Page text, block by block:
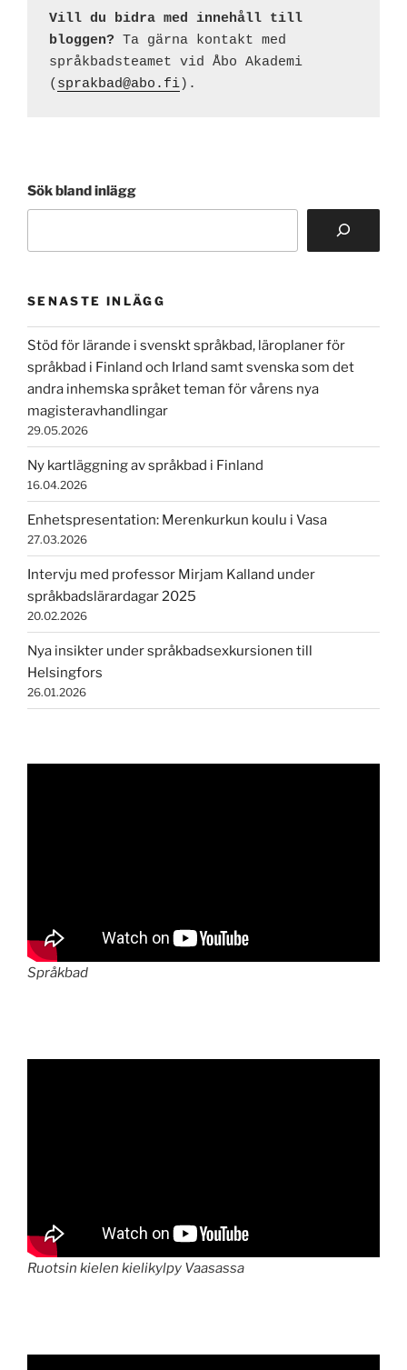
Vill du bidra med innehåll till
bloggen? Ta gärna kontakt med
språkbadsteamet vid Åbo Akademi
( sprakbad@abo.fi).
Sök bland inlägg
SENASTE INLÄGG
Stöd för lärande i svenskt språkbad, läroplaner för
språkbad i Finland och Irland samt svenska som det
andra inhemska språket teman för vårens nya
magisteravhandlingar
29.05.2026
Ny kartläggning av språkbad i Finland
16.04.2026
Enhetspresentation: Merenkurkun koulu i Vasa
27.03.2026
Intervju med professor Mirjam Kalland under
språkbadslärardagar 2025
20.02.2026
Nya insikter under språkbadsexkursionen till
Helsingfors
26.01.2026
Språkbad
Ruotsin kielen kielikylpy Vaasassa